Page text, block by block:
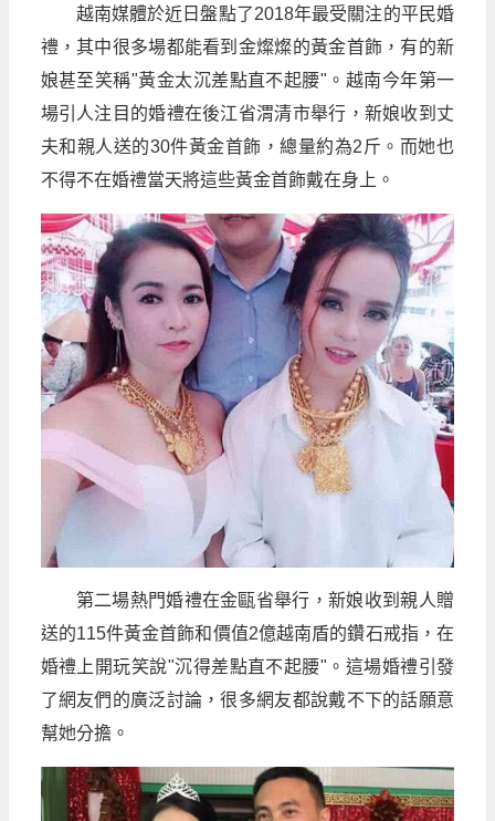
越南媒體於近日盤點了2018年最受關注的平民婚
禮，其中很多場都能看到金燦燦的黃金首飾，有的新
娘甚至笑稱"黃金太沉差點直不起腰"。越南今年第一
場引人注目的婚禮在後江省渭清市舉行，新娘收到丈
夫和親人送的30件黃金首飾，總量約為2斤。而她也
不得不在婚禮當天將這些黃金首飾戴在身上。
第二場熱門婚禮在金甌省舉行，新娘收到親人贈
送的115件黃金首飾和價值2億越南盾的鑽石戒指，在
婚禮上開玩笑說"沉得差點直不起腰"。這場婚禮引發
了網友們的廣泛討論，很多網友都說戴不下的話願意
幫她分擔。